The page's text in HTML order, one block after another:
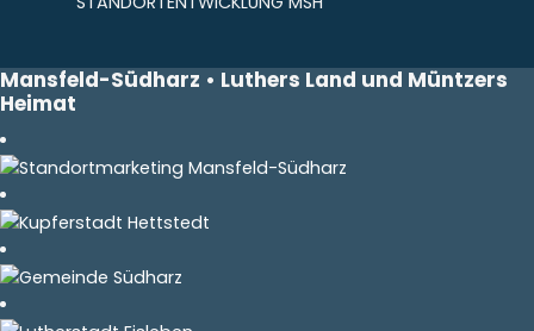
Mansfeld-Südharz • Luthers Land und Müntzers
Heimat